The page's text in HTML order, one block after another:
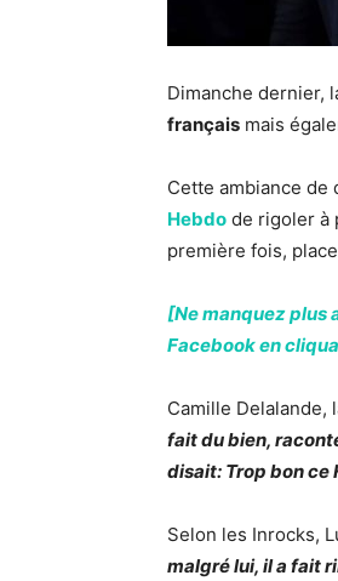
Dimanche dernier,
français mais
Cette ambiance de
Hebdo de rigoler à
première fois,
[Ne manquez plus
Facebook en
Camille Delalande,
fait du bien,
disait: Trop bon ce
Selon les Inrocks,
malgré lui, il a fait